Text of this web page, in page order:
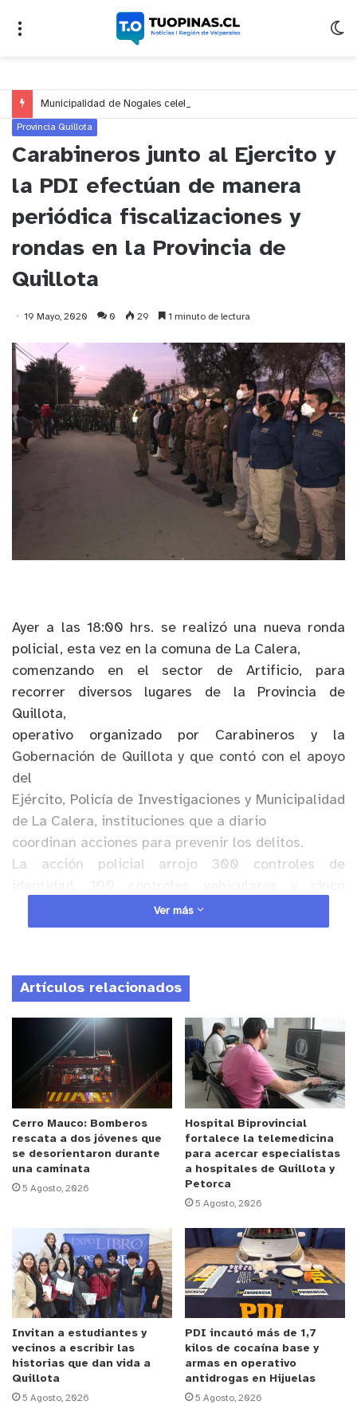
Provincia Quillota
Carabineros junto al Ejercito y
la PDI efectúan de manera
periódica fiscalizaciones y
rondas en la Provincia de
Quillota
19 Mayo, 2020 0 29 1 minuto de lectura
Ayer a las 18:00 hrs. se realizó una nueva ronda
policial, esta vez en la comuna de La Calera,
comenzando en el sector de Artificio, para
recorrer diversos lugares de la Provincia de
Quillota,
operativo organizado por Carabineros y la
Gobernación de Quillota y que contó con el apoyo
del
Ejército, Policía de Investigaciones y Municipalidad
de La Calera, instituciones que a diario
coordinan acciones para prevenir los delitos.
La acción policial arrojo 300 controles de
respecto al tema el Gobernador, Iván Cisternas
para entregar seguridad a la ciudadanía, la
formación inicial fue presenciada por gran
cantidad de
vecinos, cumpliendo normas de seguridad
sanitaria, apoyaron la realización de estas
acciones que
solo buscan entregar tranquilidad a la ciudadanía”,
también agregó “la formación se realizó en un
sector donde han aumentado los delitos y como
muestra de compromiso con la ciudadanía,
participó Carabineros, PDI y el Ejército”.
Por otro lado, el prefecto de la prefectura de
Marga Marga, Coronel Pablo Silva, manifestó que
“nosotros hoy día estamos realizando un servicio
masivo de un control potente de lo que es sector
de Villa Las Américas, principalmente abordando
todo lo que son temas del control social ante
hechos de violencia que existen en el sector” y
agregó “si bien hoy día se ven los Carabineros de
uniforme, nosotros estamos trabajando con
equipos de civil coordinado con la Policía de
Ver más
Artículos relacionados
Cerro Mauco: Bomberos
rescata a dos jóvenes que
se desorientaron durante
una caminata
5 Agosto, 2026
Hospital Biprovincial
fortalece la telemedicina
para acercar especialistas
a hospitales de Quillota y
Petorca
5 Agosto, 2026
Invitan a estudiantes y
vecinos a escribir las
historias que dan vida a
Quillota
5 Agosto, 2026
PDI incautó más de 1,7
kilos de cocaína base y
armas en operativo
antidrogas en Hijuelas
5 Agosto, 2026